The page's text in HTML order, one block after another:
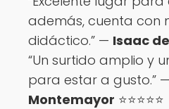
además, cuenta con
didáctico.” — Isaac
“Un surtido amplio y
para estar a gusto.” —
Montemayor ⭐⭐⭐⭐⭐